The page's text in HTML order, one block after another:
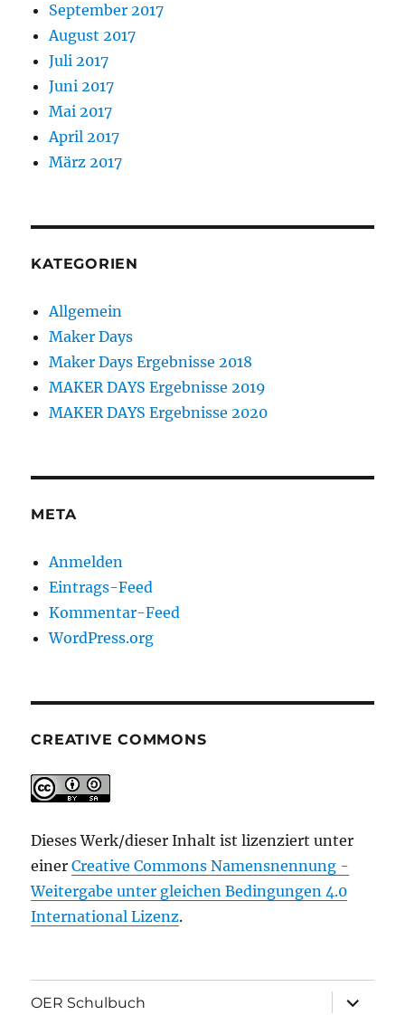
September 2017
August 2017
Juli 2017
Juni 2017
Mai 2017
April 2017
März 2017
KATEGORIEN
Allgemein
Maker Days
Maker Days Ergebnisse 2018
MAKER DAYS Ergebnisse 2019
MAKER DAYS Ergebnisse 2020
META
Anmelden
Eintrags-Feed
Kommentar-Feed
WordPress.org
CREATIVE COMMONS
Dieses Werk/dieser Inhalt ist lizenziert unter
einerCreative Commons Namensnennung -
Weitergabe unter gleichen Bedingungen 4.0
International Lizenz.
OER Schulbuch